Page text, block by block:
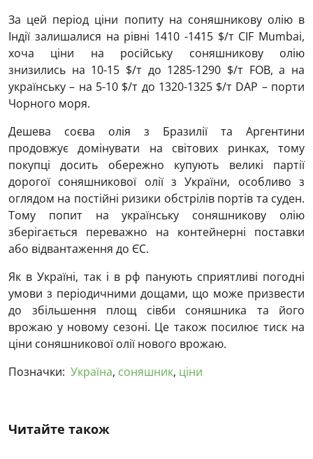
За цей період ціни попиту на соняшникову олію в
Індії залишалися на рівні 1410 -1415 $/т CIF Mumbai,
хоча ціни на російську соняшникову олію
знизились на 10-15 $/т до 1285-1290 $/т FOB, а на
українську – на 5-10 $/т до 1320-1325 $/т DAP – порти
Чорного моря.
Дешева соєва олія з Бразилії та Аргентини
продовжує домінувати на світових ринках, тому
покупці досить обережно купують великі партії
дорогої соняшникової олії з України, особливо з
оглядом на постійні ризики обстрілів портів та суден.
Тому попит на українську соняшникову олію
зберігається переважно на контейнерні поставки
або відвантаження до ЄС.
Як в Україні, так і в рф панують сприятливі погодні
умови з періодичними дощами, що може призвести
до збільшення площ сівби соняшника та його
врожаю у новому сезоні. Це також посилює тиск на
ціни соняшникової олії нового врожаю.
Позначки: Україна, соняшник, ціни
Читайте також